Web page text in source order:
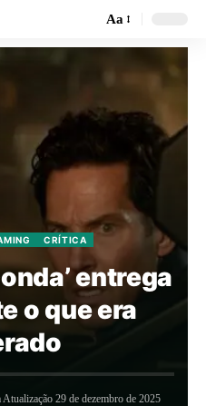
Aa
CRÍTICA
entrega
o que era
29 de dezembro de 2025